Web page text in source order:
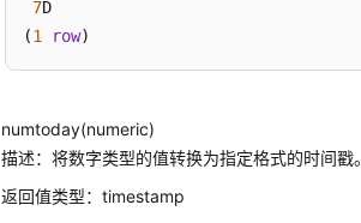
7D
(1 row
numtoday(numeric)
描述：将数字类型的值转换为指定格式的时间戳。
返回值类型：timestamp